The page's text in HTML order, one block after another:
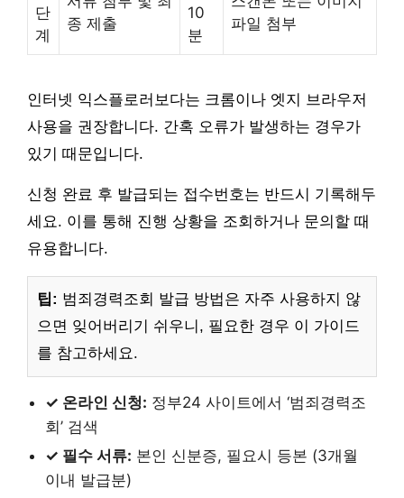
단
계
종 제출
10
분
파일 첨부
인터넷 익스플로러보다는 크롬이나 엣지 브라우저
사용을 권장합니다. 간혹 오류가 발생하는 경우가
있기 때문입니다.
신청 완료 후 발급되는 접수번호는 반드시 기록해두
세요. 이를 통해 진행 상황을 조회하거나 문의할 때
유용합니다.
팁: 범죄경력조회 발급 방법은 자주 사용하지 않
으면 잊어버리기 쉬우니, 필요한 경우 이 가이드
를 참고하세요.
✓ 온라인 신청: 정부24 사이트에서 ‘범죄경력조
회’ 검색
✓ 필수 서류: 본인 신분증, 필요시 등본 (3개월
이내 발급분)